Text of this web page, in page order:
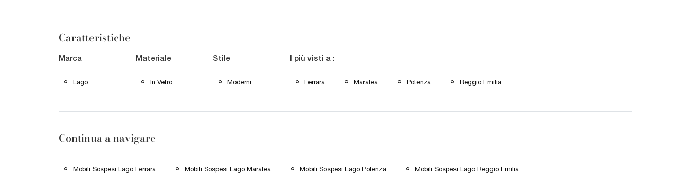
Caratteristiche
Marca
Lago
Materiale
In Vetro
Stile
Moderni
I più visti a :
Ferrara Maratea Potenza Reggio Emilia
Continua a navigare
Mobili Sospesi Lago Ferrara Mobili Sospesi Lago Maratea Mobili Sospesi Lago Potenza Mobili Sospesi Lago Reggio Emilia